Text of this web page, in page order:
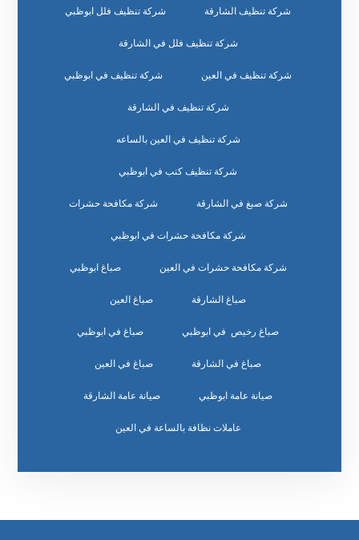
شركة تنظيف الشارقة شركة تنظيف فلل ابوظبي
شركة تنظيف فلل في الشارقة
شركة تنظيف في العين شركة تنظيف في ابوظبي
شركة تنظيف في الشارقة
شركة تنظيف في العين بالساعه
شركة تنظيف كنب في ابوظبي
شركة صبغ في الشارقة شركة مكافحة حشرات
شركة مكافحة حشرات في ابوظبي
شركة مكافحة حشرات في العين صباغ ابوظبي
صباغ الشارقة صباغ العين
صباغ رخيص في ابوظبي صباغ في ابوظبي
صباغ في الشارقة صباغ في العين
صيانة عامة ابوظبي صيانة عامة الشارقة
عاملات نظافة بالساعة في العين